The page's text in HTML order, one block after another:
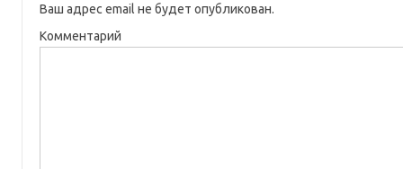
Ваш адрес email не будет опубликован.
Комментарий